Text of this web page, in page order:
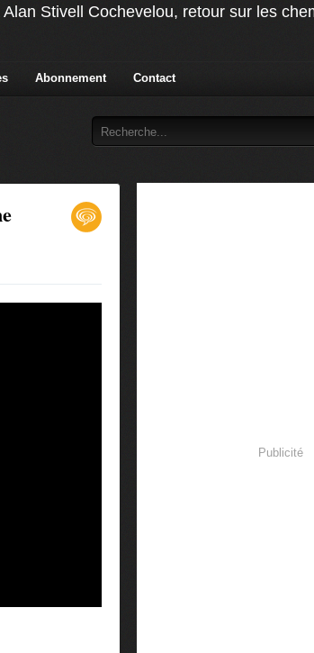
Stivell Cochevelou, retour sur les
Abonnement Contact
Publicité